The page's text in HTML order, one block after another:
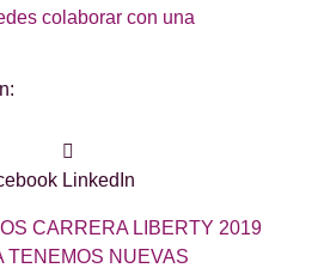
colaborar con una
LinkedIn
CARRERA LIBERTY 2019
TENEMOS NUEVAS